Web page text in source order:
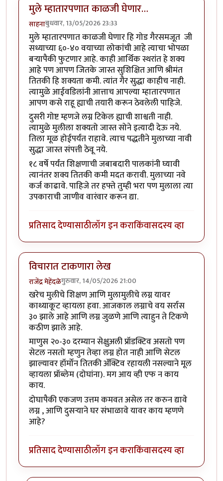
मुले म्हातारपणात काळजी घेणार…
साहनाबुधवार, 13/05/2026 23:33
मुले म्हातारपणात काळजी घेणार हि गोड गैरसमजूत जी
सध्याच्या ६०-४० वयाच्या लोकांची आहे त्याचा भोपळा
बऱ्यापैकी फुटणार आहे. काही आर्थिक स्थरांत हे शक्य
आहे पण आपण जितके जास्त सुशिक्षित आणि श्रीमंत
तितकी हि शक्यता कमी. त्यांत गैर सुद्धा काहीच नाही.
त्यामुळे आईवडिलांनी आत्ताच आपल्या म्हातारपणात
आपण कसे राहू ह्याची तयारी करून ठेवलेली पाहिजे.
दुसरी गोष्ट म्हणजे लग्न टिकेल ह्याची शाश्वती नाही.
त्यामुळे मुलीला शक्यतो जास्त सोने इत्यादी देऊ नये.
तिला मूळ होईपर्यंत राहावे. त्याच पद्धतीने मुलाच्या नावी
सुद्धा जास्त संपत्ती ठेवू नये.
१८ वर्षे पर्यंत शिक्षणाची जबाबदारी पालकांनी घ्यावी
त्यानंतर शक्य तितकी कमी मदत करावी. मुलाच्या नवे
कर्ज काढावे. पाहिजे तर हफ्ते तुम्ही भरा पण मुलाला त्या
उपकाराची जाणीव वारंवार करून द्या.
प्रतिसाद देण्यासाठीलॉग इन कराकिंवासदस्य व्हा
विचारात टाकणारा लेख
राजेंद्र मेहेंदळेगुरुवार, 14/05/2026 21:00
खरेच मुलीचे शिक्षण आणि मुलामुलीचे लग्न यावर
काथ्याकूट व्हायला हवा. आजकाल लग्नाचे वय सर्रास
३० झाले आहे आणि लग्न जुळणे आणि त्याहुन ते टिकणे
कठीण झाले आहे.
माणुस २०-३० दरम्यान सेक्षुअली प्रॉडक्टिव असतो पण
सेटल नसतो म्हणुन तेव्हा लग्न होत नाही आणि सेटल
झाल्यावर हॉर्मोन तितकी ॲक्टिव रहायली नसल्याने मूल
व्हायला प्रॉब्लेम (दोघांना). मग आय व्ही एफ न काय
काय.
दोघापैकी एकजण उत्तम कमवत असेल तर करुन द्यावे
लग्न , आणि दुसऱ्याने घर संभाळावे यावर काय म्हणणे
आहे?
प्रतिसाद देण्यासाठीलॉग इन कराकिंवासदस्य व्हा